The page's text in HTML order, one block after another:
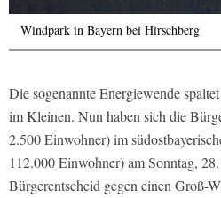
Windpark in Bayern bei Hirschberg
Die sogenannte Energiewende
im Kleinen. Nun haben sich die
2.500 Einwohner) im
112.000 Einwohner) am Sonntag,
Bürgerentscheid gegen einen Groß-